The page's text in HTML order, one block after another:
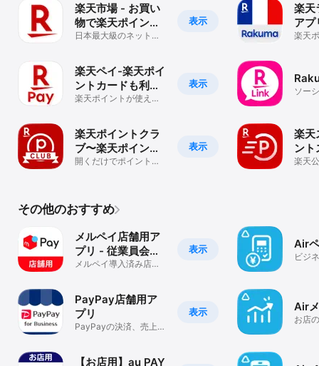
表示
楽天市場 - お買い
物で楽天ポイント
が貯まる便利な通
日本最大級のネットシ
表示
楽天ペイ-楽天ポイ
ントカードも利用
できるスマホ決済
楽天ポイントが使え
表示
楽天ポイントクラ
ブ〜楽天ポイント
公式アプリ〜
開くだけでポイント＆
楽天
アプ
楽天
ソー
楽天
ント
天ポ
楽天
その他のおすすめ
表示
メルペイ店舗用ア
プリ - 従業員会計
用 -
メルペイ導入済み店舗
表示
PayPay店舗用ア
プリ
PayPayの決済、売上管
【お店用】au PAY
Air
ビジ
Air
お店